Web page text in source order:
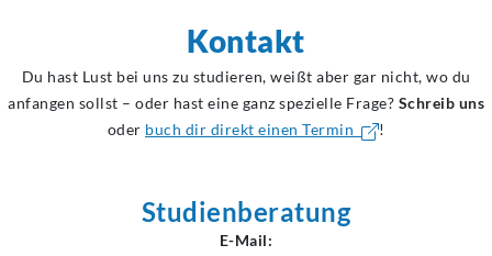
Kontakt
Du hast Lust bei uns zu studieren, weißt aber gar nicht, wo du
anfangen sollst – oder hast eine ganz spezielle Frage? Schreib uns
oder buch dir direkt einen Termin !
Studienberatung
E-Mail: